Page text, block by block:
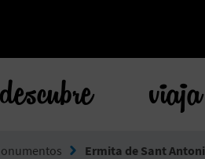
descubre viaja
Ermita de Sant Antoni